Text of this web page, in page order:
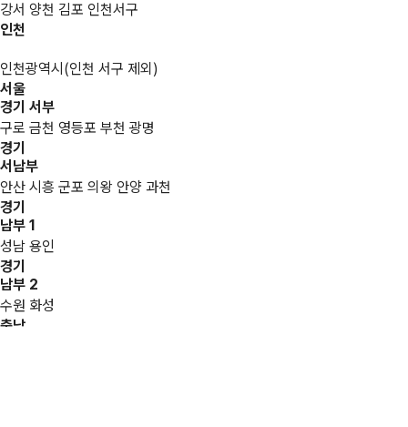
강서 양천 김포 인천서구
인천
인천광역시(인천 서구 제외)
서울
경기 서부
구로 금천 영등포 부천 광명
경기
서남부
안산 시흥 군포 의왕 안양 과천
경기
남부 1
성남 용인
경기
남부 2
수원 화성
충남